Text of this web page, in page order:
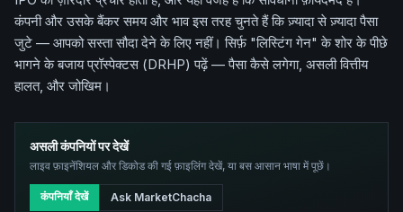
कंपनी और उसके बैंकर समय और भाव इस तरह चुनते हैं कि ज़्यादा से ज़्यादा पैसा
जुटे — आपको सस्ता सौदा देने के लिए नहीं। सिर्फ़ "लिस्टिंग गेन" के शोर के पीछे
भागने के बजाय प्रॉस्पेक्टस (DRHP) पढ़ें — पैसा कैसे लगेगा, असली वित्तीय
हालत, और जोखिम।
असली कंपनियों पर देखें
लाइव फ़ाइनेंशियल और डिकोड की गई फ़ाइलिंग देखें, या बस आसान भाषा में पूछें।
कंपनियाँ देखें Ask MarketChacha